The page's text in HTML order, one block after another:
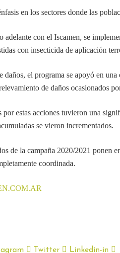
en los sectores donde las
adelante con el Iscamen, se
con insecticida de aplicación
daños, el programa se apoyó en
de daños ocasionados
por estas acciones tuvieron una
se vieron incrementados.
de la campaña 2020/2021 ponen
coordinada.
Twitter
Linkedin-in